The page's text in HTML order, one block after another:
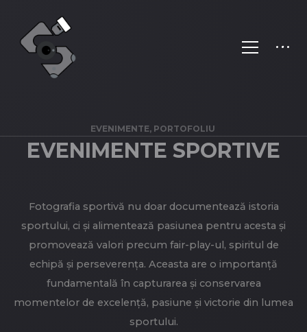
EVENIMENTE, PORTOFOLIU
EVENIMENTE SPORTIVE
Fotografia sportivă nu doar documentează istoria
sportului, ci și alimentează pasiunea pentru acesta și
promovează valori precum fair-play-ul, spiritul de
echipă și perseverența. Aceasta are o importanță
fundamentală în capturarea și conservarea
momentelor de excelență, pasiune și victorie din lumea
sportului.